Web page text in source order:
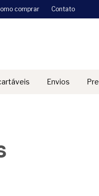
comprar Contato
Envios